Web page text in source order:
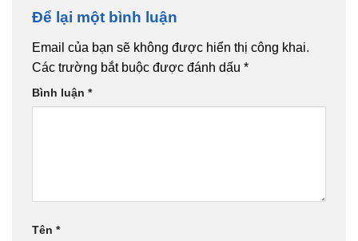
Để lại một bình luận
Email của bạn sẽ không được hiển thị công khai.
Các trường bắt buộc được đánh dấu *
Bình luận *
Tên *